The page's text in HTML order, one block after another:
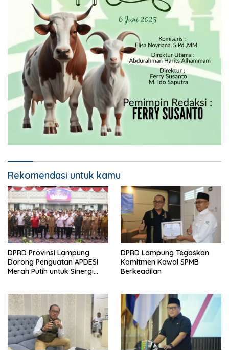
Rekomendasi untuk kamu
DPRD Provinsi Lampung
Dorong Penguatan APDESI
Merah Putih untuk Sinergi
DPRD Lampung Tegaskan
Komitmen Kawal SPMB
Berkeadilan